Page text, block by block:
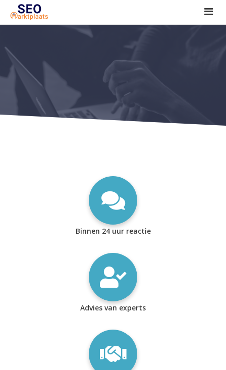
SEO tools reviews
Marketeer bij jou in de buurt?
Offerte
1. Seo voor beginners +
2. Onderzoeken +
Binnen 24 uur reactie
Advies van experts